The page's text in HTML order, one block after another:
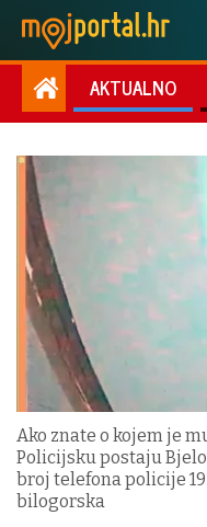
AKTUALNO
Ako znate o kojem je
Policijsku postaju
broj telefona policije
bilogorska